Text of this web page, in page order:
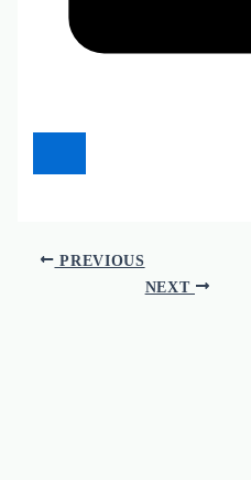
PREVIOUS
NEXT